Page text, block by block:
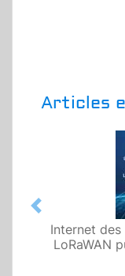
Articles
Internet
LoRaWAN
Previous